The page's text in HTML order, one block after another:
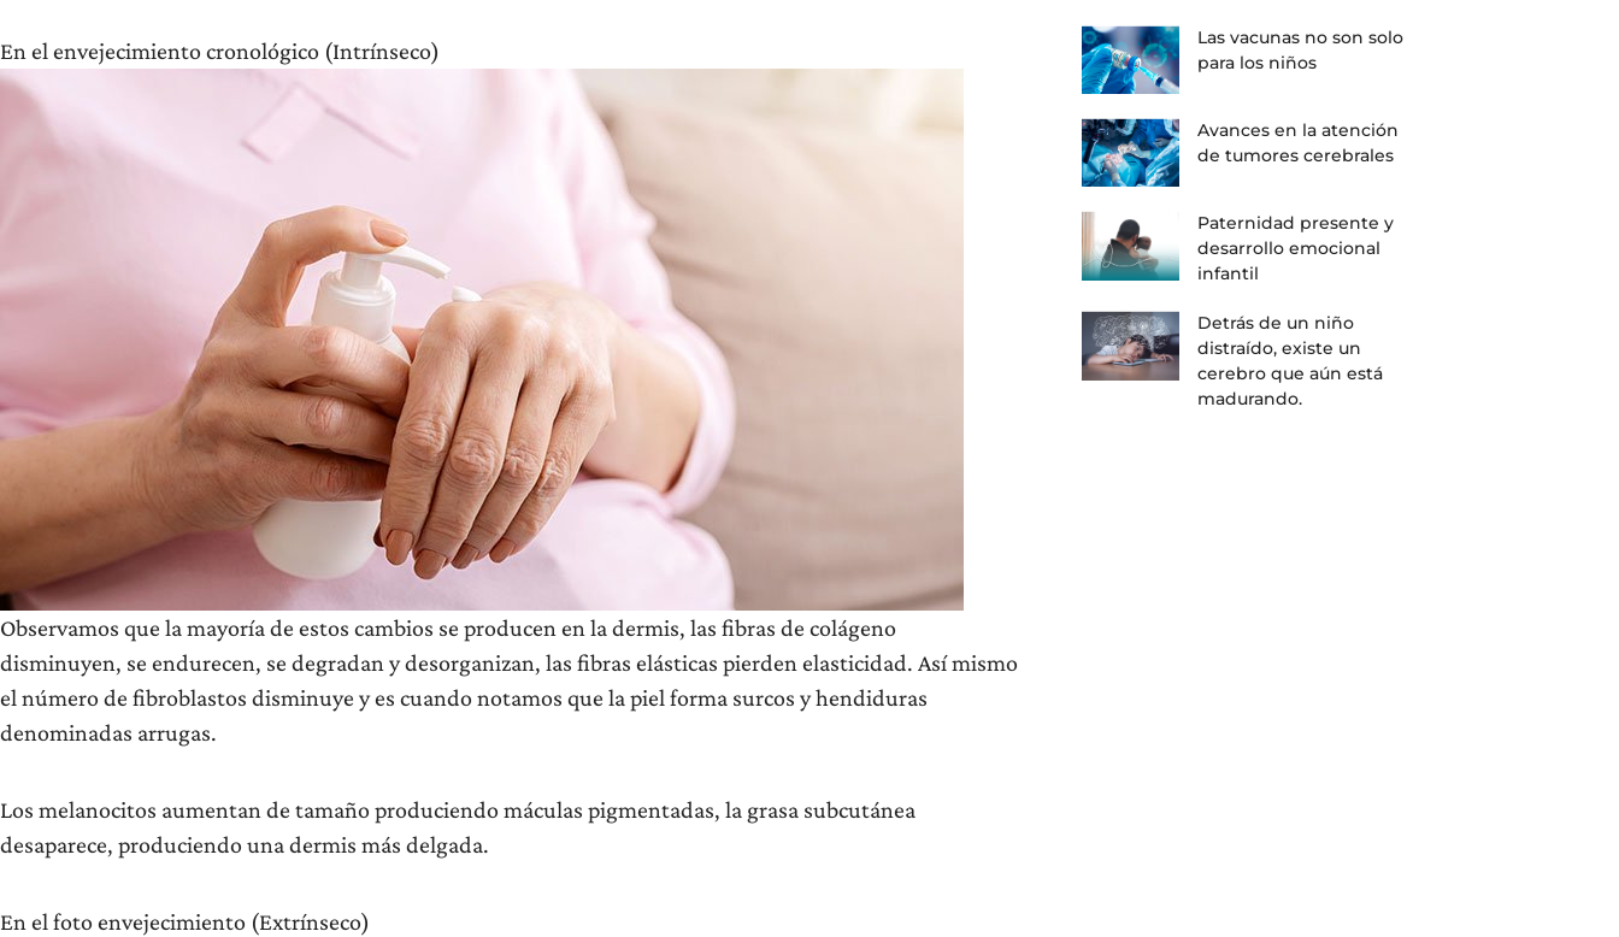
En el envejecimiento cronológico (Intrínseco)
Observamos que la mayoría de estos cambios se producen en la dermis, las fibras de colágeno
disminuyen, se endurecen, se degradan y desorganizan, las fibras elásticas pierden elasticidad. Así mismo
el número de fibroblastos disminuye y es cuando notamos que la piel forma surcos y hendiduras
denominadas arrugas.
Los melanocitos aumentan de tamaño produciendo máculas pigmentadas, la grasa subcutánea
desaparece, produciendo una dermis más delgada.
En el foto envejecimiento (Extrínseco)
Las vacunas no son solo
para los niños
Avances en la atención
de tumores cerebrales
Paternidad presente y
desarrollo emocional
infantil
Detrás de un niño
distraído, existe un
cerebro que aún está
madurando.